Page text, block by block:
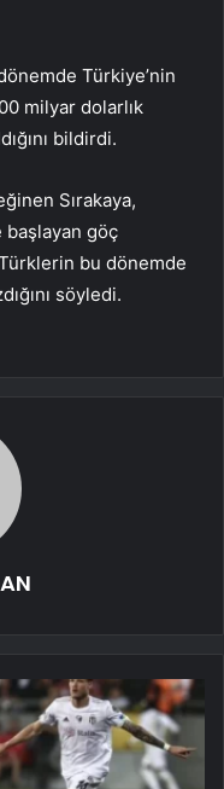
Türkiye’nin
milyar dolarlık
bildirdi.
Sırakaya,
başlayan göç
bu dönemde
söyledi.